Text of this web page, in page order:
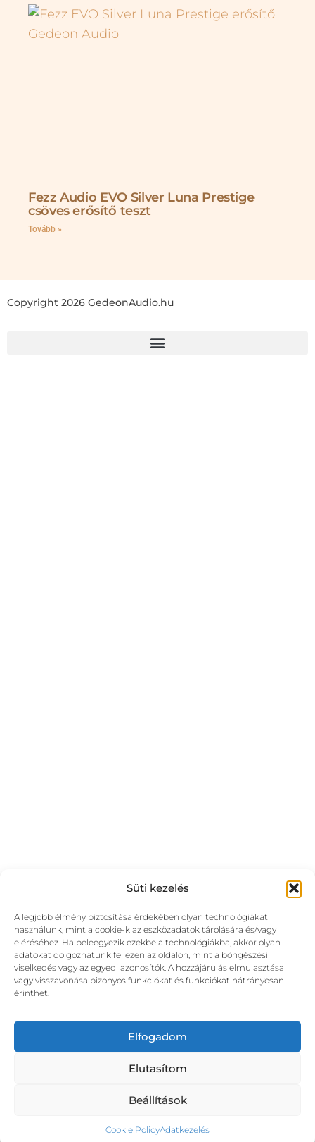
Süti kezelés
A legjobb élmény biztosítása érdekében olyan technológiákat
használunk, mint a cookie-k az eszközadatok tárolására és/vagy
eléréséhez. Ha beleegyezik ezekbe a technológiákba, akkor olyan
adatokat dolgozhatunk fel ezen az oldalon, mint a böngészési
viselkedés vagy az egyedi azonosítók. A hozzájárulás elmulasztása
vagy visszavonása bizonyos funkciókat és funkciókat hátrányosan
érinthet.
Elfogadom
Elutasítom
Beállítások
Cookie PolicyAdatkezelés
Fezz Audio EVO Silver Luna Prestige
csöves erősítő teszt
Tovább »
Copyright 2026 GedeonAudio.hu